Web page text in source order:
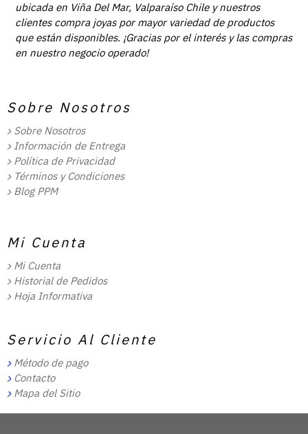
ubicada en Viña Del Mar, Valparaíso Chile y nuestros
clientes compra joyas por mayor variedad de productos
que están disponibles. ¡Gracias por el interés y las compras
en nuestro negocio operado!
Sobre Nosotros
Sobre Nosotros
Información de Entrega
Política de Privacidad
Términos y Condiciones
Blog PPM
Mi Cuenta
Mi Cuenta
Historial de Pedidos
Hoja Informativa
Servicio Al Cliente
Método de pago
Contacto
Mapa del Sitio